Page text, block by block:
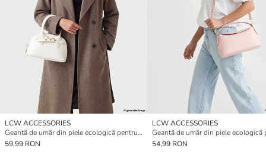
LCW ACCESSORIES
Geantă de umăr din piele ecologică pentru femei
59,99 RON
LCW ACCESSORIES
54,99 RON